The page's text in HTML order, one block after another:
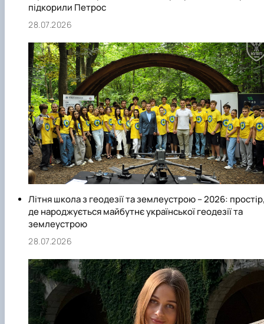
підкорили Петрос
28.07.2026
Літня школа з геодезії та землеустрою – 2026:
де народжується майбутнє української геодезії та
землеустрою
28.07.2026